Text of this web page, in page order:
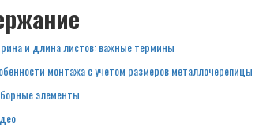
и длина листов: важные термины
монтажа с учетом размеров металлочерепицы
элементы